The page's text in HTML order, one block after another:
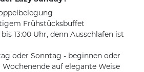
Frühstücksbuffet
13:00 Uhr, denn Ausschlafen ist
oder Sonntag - beginnen oder
auf elegante Weise